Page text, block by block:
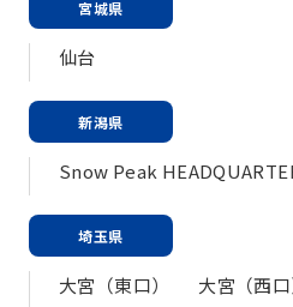
宮城県
仙台
新潟県
Snow Peak
埼玉県
大宮（東口） 大宮（西口